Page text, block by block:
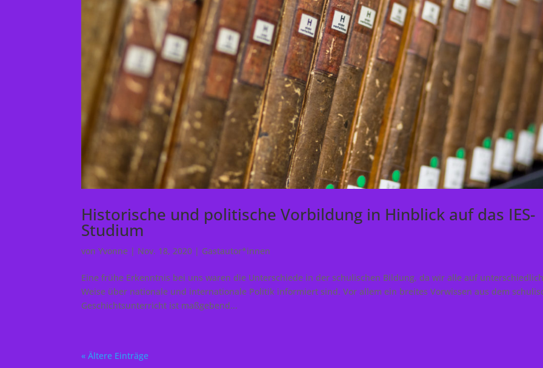
Historische und politische Vorbildung in Hinblick auf das IES-
Studium
vonYvonne | Nov. 18, 2020 | Gastautor*innen
Eine frühe Erkenntnis bei uns waren die Unterschiede in der schulischen Bildung, da wir alle auf
Weise über nationale und internationale Politik informiert sind. Vor allem ein breites Vorwissen aus dem
Geschichtsunterricht ist maßgebend...
« Ältere Einträge